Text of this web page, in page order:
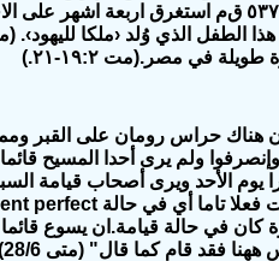
بهذه الرحلة عند عودتهم من الاسر في بابل سنة
في مصر.(مت ٢:‏​١٩-‏٢١‏.)
هناك حراس رومان على القبر
ولم يرى أحدا المسيح
يوم الأحد ويرى أصحاب قيامة
كان في حالة قيامة.ان يسوع قائما